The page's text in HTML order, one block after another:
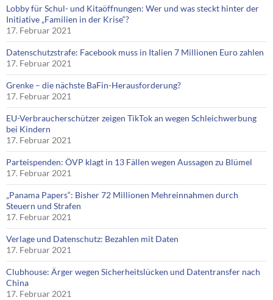
Lobby für Schul- und Kitaöffnungen: Wer und was steckt hinter der
Initiative „Familien in der Krise“?
17. Februar 2021
Datenschutzstrafe: Facebook muss in Italien 7 Millionen Euro zahlen
17. Februar 2021
Grenke – die nächste BaFin-Herausforderung?
17. Februar 2021
EU-Verbraucherschützer zeigen TikTok an wegen Schleichwerbung
bei Kindern
17. Februar 2021
Parteispenden: ÖVP klagt in 13 Fällen wegen Aussagen zu Blümel
17. Februar 2021
„Panama Papers“: Bisher 72 Millionen Mehreinnahmen durch
Steuern und Strafen
17. Februar 2021
Verlage und Datenschutz: Bezahlen mit Daten
17. Februar 2021
Clubhouse: Ärger wegen Sicherheitslücken und Datentransfer nach
China
17. Februar 2021